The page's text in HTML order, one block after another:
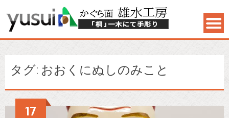
タグ: おおくにぬしのみこと
17